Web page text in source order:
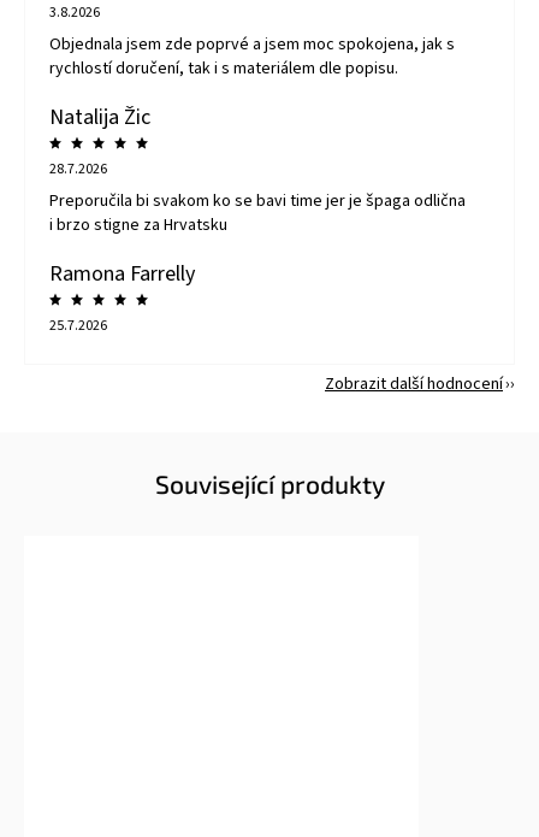
3.8.2026
Objednala jsem zde poprvé a jsem moc spokojena, jak s
rychlostí doručení, tak i s materiálem dle popisu.
Natalija Žic
28.7.2026
Preporučila bi svakom ko se bavi time jer je špaga odlična
i brzo stigne za Hrvatsku
Ramona Farrelly
25.7.2026
Zobrazit další hodnocení
Související produkty